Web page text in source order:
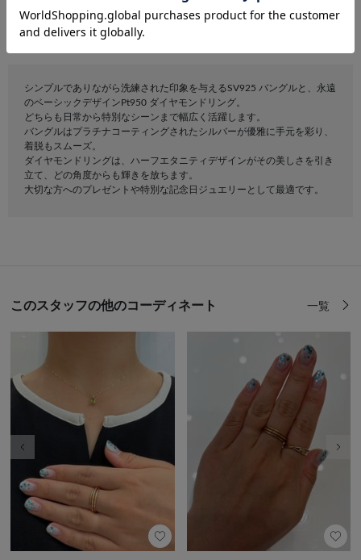
¥129,800 税込
シンプルでありながら洗練された印象を与えるSV925 バングルと、永遠
のベーシックデザインPt950 ダイヤモンドリング。
どちらも日常から特別なシーンまで幅広く活躍します。
バングルはプラチナコーティングされたシルバーが優雅に手元を彩り、
着脱もスムーズ。
ダイヤモンドリングは、ハーフエタニティデザインがその美しさを引き
立て、どの角度からも輝きを放ちます。
大切な方へのプレゼントや特別な記念日ジュエリーとして最適です。
このスタッフの他のコーディネート 一覧